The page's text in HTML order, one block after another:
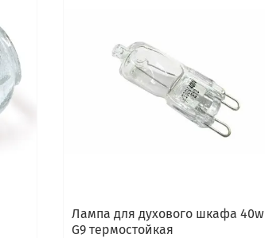
Лампа для духового шкафа 40w
G9 термостойкая